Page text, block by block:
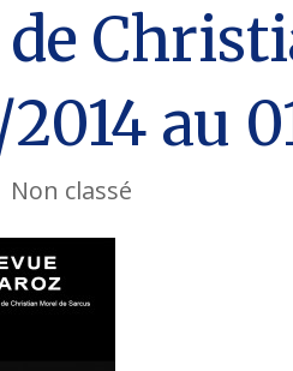
au
Non classé